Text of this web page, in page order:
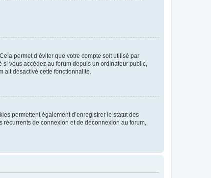
permet d’éviter que votre compte soit utilisé par
vous accédez au forum depuis un ordinateur public,
ait désactivé cette fonctionnalité.
permettent également d’enregistrer le statut des
de connexion et de déconnexion au forum,